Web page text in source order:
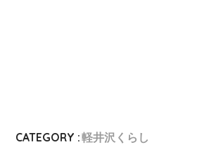
CATEGORY :軽井沢くらし